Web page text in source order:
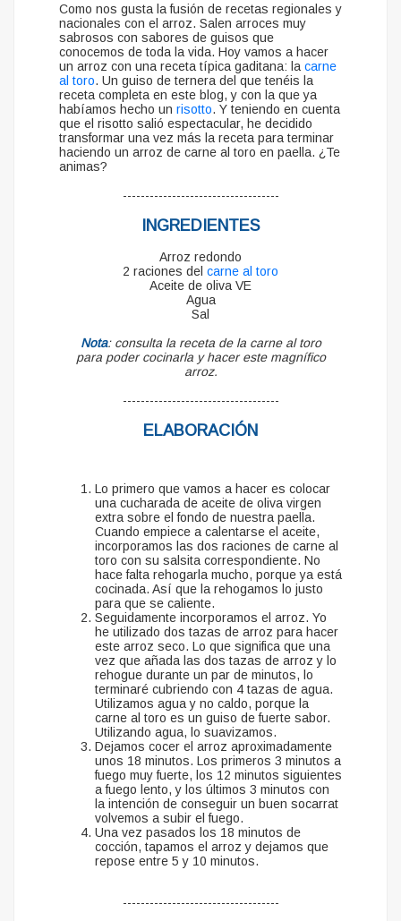
Como nos gusta la fusión de recetas regionales y
nacionales con el arroz. Salen arroces muy
sabrosos con sabores de guisos que
conocemos de toda la vida. Hoy vamos a hacer
un arroz con una receta típica gaditana: la carne
al toro. Un guiso de ternera del que tenéis la
receta completa en este blog, y con la que ya
habíamos hecho un risotto. Y teniendo en cuenta
que el risotto salió espectacular, he decidido
transformar una vez más la receta para terminar
haciendo un arroz de carne al toro en paella. ¿Te
animas?
-----------------------------------
INGREDIENTES
Arroz redondo
2 raciones del carne al toro
Aceite de oliva VE
Agua
Sal
Nota: consulta la receta de la carne al toro
para poder cocinarla y hacer este magnífico
arroz.
-----------------------------------
ELABORACIÓN
Lo primero que vamos a hacer es colocar
una cucharada de aceite de oliva virgen
extra sobre el fondo de nuestra paella.
Cuando empiece a calentarse el aceite,
incorporamos las dos raciones de carne al
toro con su salsita correspondiente. No
hace falta rehogarla mucho, porque ya está
cocinada. Así que la rehogamos lo justo
para que se caliente.
Seguidamente incorporamos el arroz. Yo
he utilizado dos tazas de arroz para hacer
este arroz seco. Lo que significa que una
vez que añada las dos tazas de arroz y lo
rehogue durante un par de minutos, lo
terminaré cubriendo con 4 tazas de agua.
Utilizamos agua y no caldo, porque la
carne al toro es un guiso de fuerte sabor.
Utilizando agua, lo suavizamos.
Dejamos cocer el arroz aproximadamente
unos 18 minutos. Los primeros 3 minutos a
fuego muy fuerte, los 12 minutos siguientes
a fuego lento, y los últimos 3 minutos con
la intención de conseguir un buen socarrat
volvemos a subir el fuego.
Una vez pasados los 18 minutos de
cocción, tapamos el arroz y dejamos que
repose entre 5 y 10 minutos.
-----------------------------------